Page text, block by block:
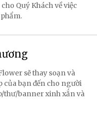
Quý Khách về việc
sẽ thay soạn và
bạn đến cho người
thư/banner xinh xắn và